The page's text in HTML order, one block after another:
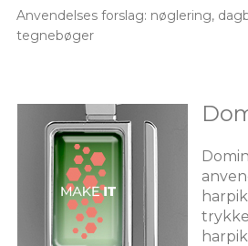
Anvendelses forslag: nøglering,
tegnebøger